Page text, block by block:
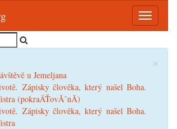
Toggle
×
u Jemeljana
Zápisky člověka, který našel Boha.
(pokraÄŤovĂˇnĂ­)
Zápisky člověka, který našel Boha.